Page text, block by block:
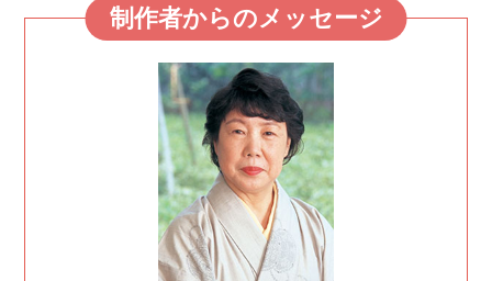
制作者からのメッセージ